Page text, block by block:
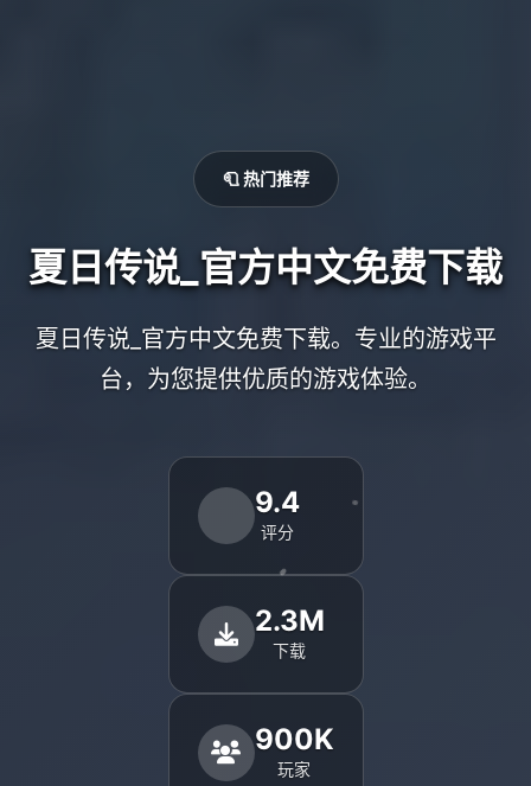
🧻 热门推荐
夏日传说_官方中文免费下载
夏日传说_官方中文免费下载。专业的游戏平
台，为您提供优质的游戏体验。
9.4
评分
2.3M
下载
900K
玩家